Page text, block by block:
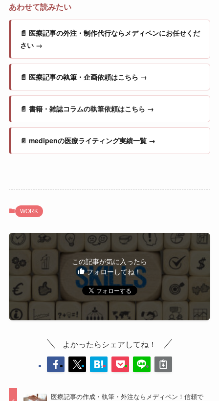
あわせて読みたい
📄 医療記事の外注・制作代行ならメディペンにお任せくだ
さい →
📄 医療記事の執筆・企画依頼はこちら →
📄 書籍・雑誌コラムの執筆依頼はこちら →
📄 medipenの医療ライティング実績一覧 →
WORK
この記事が気に入ったら
フォローしてね！
よかったらシェアしてね！
医療記事の作成・執筆・外注ならメディペン！信頼で